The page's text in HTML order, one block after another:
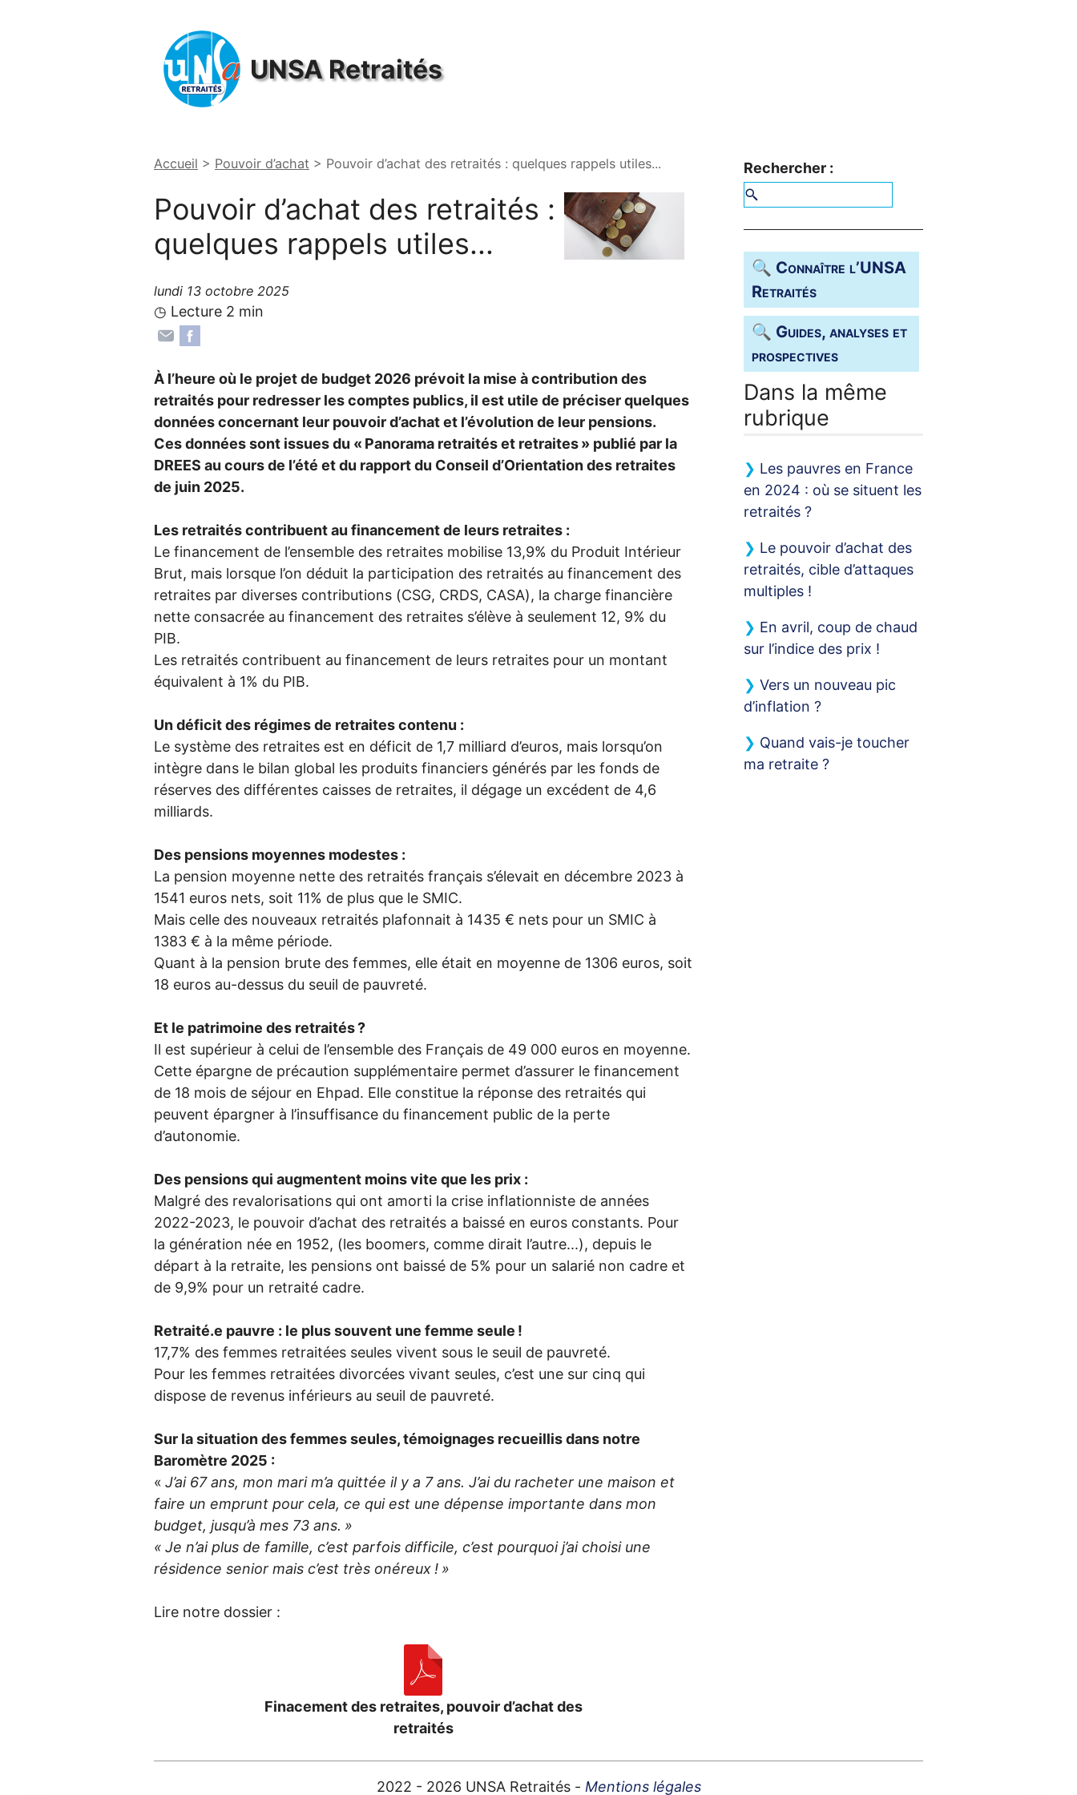
UNSARetraités
Accueil > Pouvoir d’achat > Pouvoir d’achat des retraités : quelques rappels utiles...
Pouvoir d’achat des retraités :
quelques rappels utiles...
lundi 13 octobre 2025
◷ Lecture 2 min
À l’heure où le projet de budget 2026 prévoit la mise à contribution des
retraités pour redresser les comptes publics, il est utile de préciser quelques
données concernant leur pouvoir d’achat et l’évolution de leur pensions.
Ces données sont issues du « Panorama retraités et retraites» publié par la
DREES au cours de l’été et du rapport du Conseil d’Orientation des retraites
de juin 2025.
Les retraités contribuent au financement de leurs retraites :
Le financement de l’ensemble des retraites mobilise 13,9% du Produit Intérieur
Brut, mais lorsque l’on déduit la participation des retraités au financement des
retraites par diverses contributions (CSG, CRDS, CASA), la charge financière
nette consacrée au financement des retraites s’élève à seulement 12, 9% du
PIB.
Les retraités contribuent au financement de leurs retraites pour un montant
équivalent à 1% du PIB.
Un déficit des régimes de retraites contenu :
Le système des retraites est en déficit de 1,7 milliard d’euros, mais lorsqu’on
intègre dans le bilan global les produits financiers générés par les fonds de
réserves des différentes caisses de retraites, il dégage un excédent de 4,6
milliards.
Des pensions moyennes modestes :
La pension moyenne nette des retraités français s’élevait en décembre 2023 à
1541 euros nets, soit 11% de plus que le SMIC.
Mais celle des nouveaux retraités plafonnait à 1435 € nets pour un SMIC à
1383 € à la même période.
Quant à la pension brute des femmes, elle était en moyenne de 1306 euros, soit
18 euros au-dessus du seuil de pauvreté.
Et le patrimoine des retraités?
Il est supérieur à celui de l’ensemble des Français de 49 000 euros en moyenne.
Cette épargne de précaution supplémentaire permet d’assurer le financement
de 18 mois de séjour en Ehpad. Elle constitue la réponse des retraités qui
peuvent épargner à l’insuffisance du financement public de la perte
d’autonomie.
Des pensions qui augmentent moins vite que les prix :
Malgré des revalorisations qui ont amorti la crise inflationniste de années
2022-2023, le pouvoir d’achat des retraités a baissé en euros constants. Pour
la génération née en 1952, (les boomers, comme dirait l’autre...), depuis le
départ à la retraite, les pensions ont baissé de 5% pour un salarié non cadre et
de 9,9% pour un retraité cadre.
Retraité.e pauvre : le plus souvent une femme seule !
17,7% des femmes retraitées seules vivent sous le seuil de pauvreté.
Pour les femmes retraitées divorcées vivant seules, c’est une sur cinq qui
dispose de revenus inférieurs au seuil de pauvreté.
Sur la situation des femmes seules, témoignages recueillis dans notre
Baromètre 2025 :
« J’ai 67 ans, mon mari m’a quittée il y a 7 ans. J’ai du racheter une maison et
faire un emprunt pour cela, ce qui est une dépense importante dans mon
budget, jusqu’à mes 73 ans. »
« Je n’ai plus de famille, c’est parfois difficile, c’est pourquoi j’ai choisi une
résidence senior mais c’est très onéreux! »
Lire notre dossier :
Finacement des retraites, pouvoir d’achat des
retraités
Rechercher :
🔍 Connaître l’UNSA
Retraités
🔍 Guides, analyses et
prospectives
Dans la même
rubrique
Les pauvres en France
en 2024 : où se situent les
retraités ?
Le pouvoir d’achat des
retraités, cible d’attaques
multiples !
En avril, coup de chaud
sur l’indice des prix !
Vers un nouveau pic
d’inflation ?
Quand vais-je toucher
ma retraite ?
2022 - 2026 UNSARetraités - Mentions légales